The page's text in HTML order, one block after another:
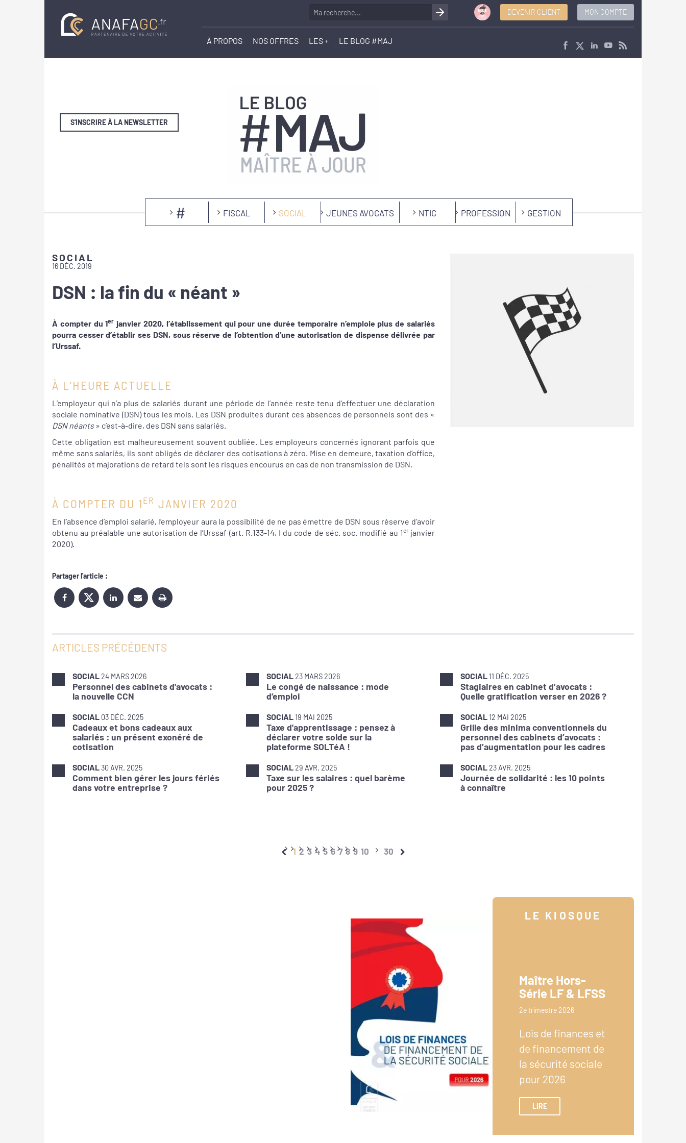
DEVENIR CLIENT MON COMPTE
À PROPOS NOS OFFRES LES + LE BLOG #MAJ
S'INSCRIRE À LA NEWSLETTER
# FISCAL SOCIAL JEUNES AVOCATS NTIC PROFESSION GESTION
SOCIAL
16 DÉC. 2019
DSN : la fin du « néant »
À compter du 1er janvier 2020, l’établissement qui pour une durée temporaire n’emploie plus de salariés
pourra cesser d’établir ses DSN, sous réserve de l’obtention d’une autorisation de dispense délivrée par
l’Urssaf.
À L’HEURE ACTUELLE
L’employeur qui n’a plus de salariés durant une période de l’année reste tenu d’effectuer une déclaration
sociale nominative (DSN) tous les mois. Les DSN produites durant ces absences de personnels sont des «
DSN néants» c’est-à-dire, des DSN sans salariés.
Cette obligation est malheureusement souvent oubliée. Les employeurs concernés ignorant parfois que
même sans salariés, ils sont obligés de déclarer des cotisations à zéro. Mise en demeure, taxation d’office,
pénalités et majorations de retard tels sont les risques encourus en cas de non transmission de DSN.
À COMPTER DU 1ER JANVIER 2020
En l’absence d’emploi salarié, l’employeur aura la possibilité de ne pas émettre de DSN sous réserve d’avoir
obtenu au préalable une autorisation de l’Urssaf (art. R.133-14, I du code de séc. soc. modifié au 1erjanvier
2020).
Partager l'article :
ARTICLES PRÉCÉDENTS
SOCIAL24 MARS 2026
Personnel des cabinets d'avocats :
la nouvelle CCN
SOCIAL23 MARS 2026
Le congé de naissance : mode
d’emploi
SOCIAL11 DÉC. 2025
Stagiaires en cabinet d’avocats :
Quelle gratification verser en 2026 ?
SOCIAL 03 DÉC. 2025
Cadeaux et bons cadeaux aux
salariés : un présent exonéré de
cotisation
SOCIAL19 MAI 2025
Taxe d'apprentissage : pensez à
déclarer votre solde sur la
plateforme SOLTéA !
SOCIAL12 MAI 2025
Grille des minima conventionnels du
personnel des cabinets d’avocats :
pas d’augmentation pour les cadres
SOCIAL30 AVR. 2025
Comment bien gérer les jours fériés
dans votre entreprise ?
SOCIAL29 AVR. 2025
Taxe sur les salaires : quel barème
pour 2025 ?
SOCIAL23 AVR. 2025
Journée de solidarité : les 10 points
à connaître
1 2 3 4 5 6 7 8 9 10 30
LE KIOSQUE
Maître Hors-
Série LF & LFSS
2e trimestre 2026
Lois de finances et
de financement de
la sécurité sociale
pour 2026
LIRE